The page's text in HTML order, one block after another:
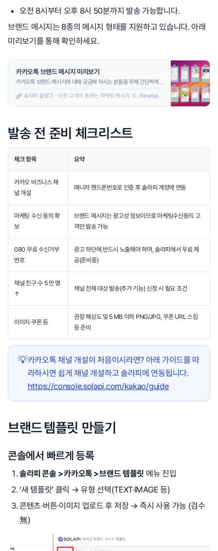
오전 8시부터 오후 8시 50분까지 발송 가능합니다.
브랜드 메시지는 8종의 메시지 형태를 지원하고 있습니다. 아래
미리보기를 통해 확인하세요.
카카오톡 브랜드 메시지 미리보기
카카오톡 브랜드 메시지에 대해 궁금해 하시는 분들을 위해 간단하게
는 카카오가 2025년 5월 15일 정식 출시한 기업용 광고 메시지 상품
으로 기존 친구톡을 업그레이드한 서비스입니다. 주요 특징은 다음과
솔라피 블로그 - 모든 고객이 통하는 마케팅 메시지, SOLAPI Developers
발송 전 준비 체크리스트
체크 항목 요약
카카오 비즈니스 채
널 개설
매니저 핸드폰번호로 인증 후 솔라피 계정에 연동
마케팅 수신 동의 확
보
브랜드 메시지는 광고성 정보이므로 마케팅수신동의 고
객만 발송 가능
080 무료 수신거부
번호
광고 하단에 반드시 노출해야 하며, 솔라피에서 무료 제
공(준비중)
채널 친구 수 5 만 명
↑
채널 전체 대상 발송(추가 기능) 신청 시 필요 조건
이미지·쿠폰 등
권장 해상도 및 5 MB 이하 PNG/JPG, 쿠폰 URL 스킴
등 준비
💡카카오톡 채널 개설이 처음이시라면? 아래 가이드를 따
라하시면 쉽게 채널 개설하고 솔라피에 연동됩니다.
https://console.solapi.com/kakao/guide
브랜드 템플릿 만들기
콘솔에서 빠르게 등록
솔라피 콘솔 > 카카오톡 > 브랜드 템플릿 메뉴 진입
‘새 템플릿’ 클릭 → 유형 선택(TEXT·IMAGE 등)
콘텐츠·버튼·이미지 업로드 후 저장 → 즉시 사용 가능 (검수
無)